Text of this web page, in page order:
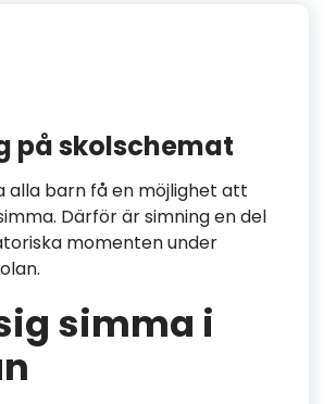
på skolschemat
alla barn få en möjlighet att
Därför är simning en del
momenten under
simma i